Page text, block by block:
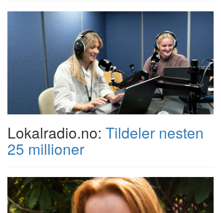
Lokalradio.no: Tildeler nesten
25 millioner